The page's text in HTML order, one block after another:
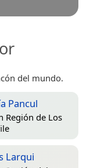
del mundo.
Pancul
Región de Los
Larqui